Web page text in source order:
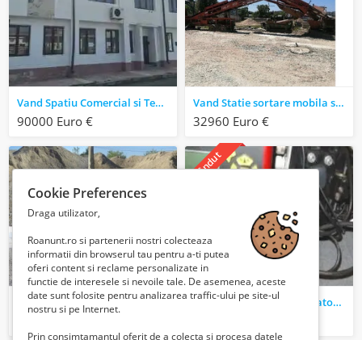
Vand Spatiu Comercial si Teren Intravilan
90000 Euro €
Vand Statie sortare mobila si Roata descarcatoare nisip
32960 Euro €
Vand Stoc Balast Brut
vândut
Vand utilaje agricole Tocator si Sistem de navigatie
Cookie Preferences
Draga utilizator,
Roanunt.ro si partenerii nostri colecteaza
informatii din browserul tau pentru a-ti putea
oferi content si reclame personalizate in
functie de interesele si nevoile tale. De asemenea, aceste
date sunt folosite pentru analizarea traffic-ului pe site-ul
nostru si pe Internet.
Prin consimtamantul oferit de a colecta si procesa datele